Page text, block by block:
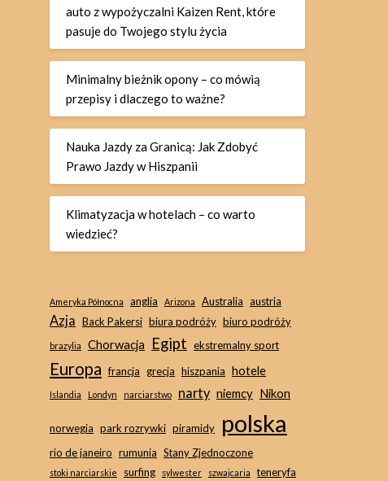
auto z wypożyczalni Kaizen Rent, które
pasuje do Twojego stylu życia
Minimalny bieżnik opony – co mówią
przepisy i dlaczego to ważne?
Nauka Jazdy za Granicą: Jak Zdobyć
Prawo Jazdy w Hiszpanii
Klimatyzacja w hotelach – co warto
wiedzieć?
Ameryka Północna anglia Arizona Australia austria
Azja Back Pakersi biura podróży biuro podróży
brazylia Chorwacja Egipt ekstremalny sport
Europa francja grecja hiszpania hotele
Islandia Londyn narciarstwo narty niemcy Nikon
norwegia park rozrywki piramidy polska
rio de janeiro rumunia Stany Zjednoczone
stoki narciarskie surfing sylwester szwajcaria teneryfa